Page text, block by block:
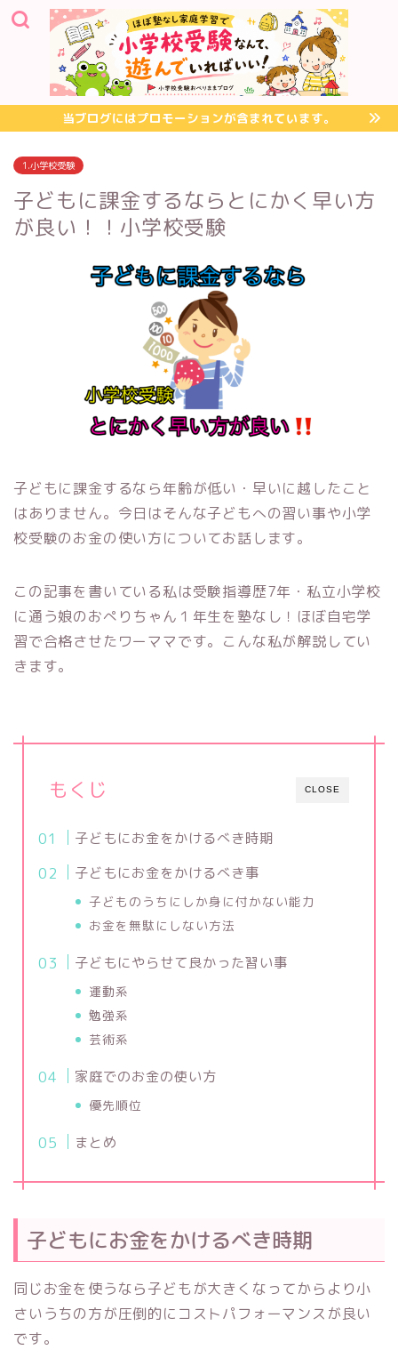
当ブログにはプロモーションが含まれています。
1.小学校受験
子どもに課金するならとにかく早い方
が良い！！小学校受験
子どもに課金するなら年齢が低い・早いに越したこと
はありません。今日はそんな子どもへの習い事や小学
校受験のお金の使い方についてお話します。
この記事を書いている私は受験指導歴7年・私立小学校
に通う娘のおぺりちゃん１年生を塾なし！ほぼ自宅学
習で合格させたワーママです。こんな私が解説してい
きます。
CLOSE
もくじ
子どもにお金をかけるべき時期
子どもにお金をかけるべき事
子どものうちにしか身に付かない能力
お金を無駄にしない方法
子どもにやらせて良かった習い事
運動系
勉強系
芸術系
家庭でのお金の使い方
優先順位
まとめ
子どもにお金をかけるべき時期
同じお金を使うなら子どもが大きくなってからより小
さいうちの方が圧倒的にコストパフォーマンスが良い
です。